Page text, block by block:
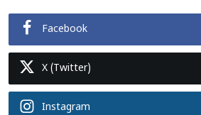
Facebook
X (Twitter)
Instagram